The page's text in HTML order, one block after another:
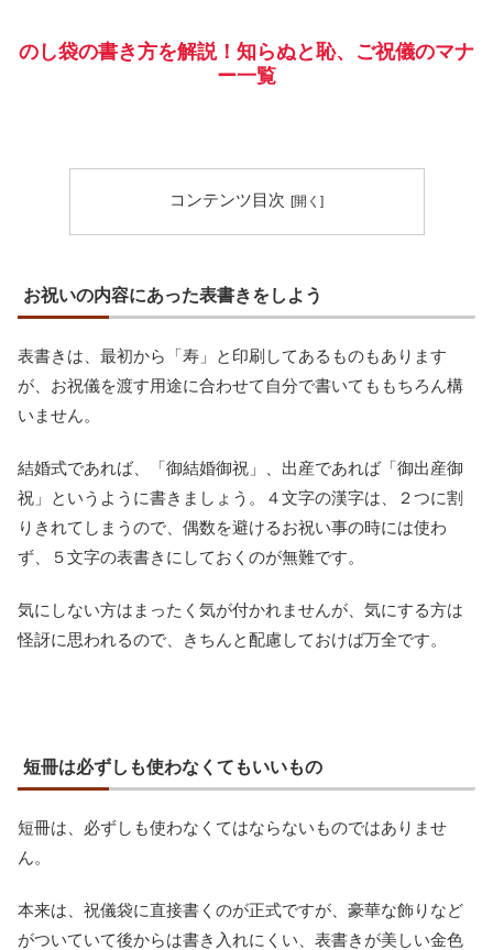
のし袋の書き方を解説！知らぬと恥、ご祝儀のマナ
ー一覧
コンテンツ目次
お祝いの内容にあった表書きをしよう
表書きは、最初から「寿」と印刷してあるものもあります
が、お祝儀を渡す用途に合わせて自分で書いてももちろん構
いません。
結婚式であれば、「御結婚御祝」、出産であれば「御出産御
祝」というように書きましょう。４文字の漢字は、２つに割
りきれてしまうので、偶数を避けるお祝い事の時には使わ
ず、５文字の表書きにしておくのが無難です。
気にしない方はまったく気が付かれませんが、気にする方は
怪訝に思われるので、きちんと配慮しておけば万全です。
短冊は必ずしも使わなくてもいいもの
短冊は、必ずしも使わなくてはならないものではありませ
ん。
本来は、祝儀袋に直接書くのが正式ですが、豪華な飾りなど
がついていて後からは書き入れにくい、表書きが美しい金色